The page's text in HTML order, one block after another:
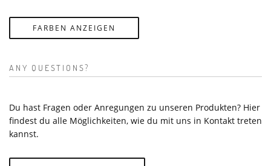
FARBEN ANZEIGEN
ANY QUESTIONS?
Du hast Fragen oder Anregungen zu unseren Produkten? Hier
findest du alle Möglichkeiten, wie du mit uns in Kontakt treten
kannst.